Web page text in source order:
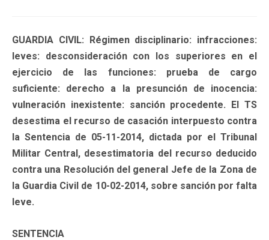
GUARDIA CIVIL: Régimen disciplinario: infracciones:
leves: desconsideración con los superiores en el
ejercicio de las funciones: prueba de cargo
suficiente: derecho a la presunción de inocencia:
vulneración inexistente: sanción procedente. El TS
desestima el recurso de casación interpuesto contra
la Sentencia de 05-11-2014, dictada por el Tribunal
Militar Central, desestimatoria del recurso deducido
contra una Resolución del general Jefe de la Zona de
la Guardia Civil de 10-02-2014, sobre sanción por falta
leve.
SENTENCIA